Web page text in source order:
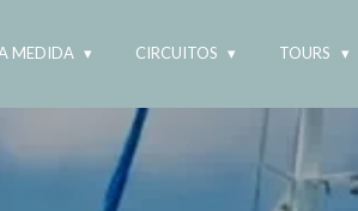
MEDIDA CIRCUITOS TOURS